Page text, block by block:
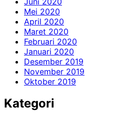
Mei 2020
April 2020
Maret 2020
Februari 2020
Januari 2020
Desember 2019
November 2019
Oktober 2019
Kategori